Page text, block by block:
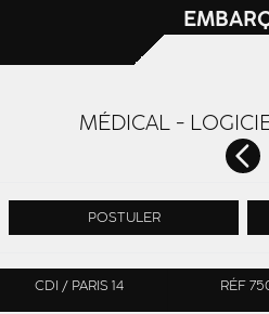
MÉDICAL -
POSTULER
CDI / PARIS 14 RÉF